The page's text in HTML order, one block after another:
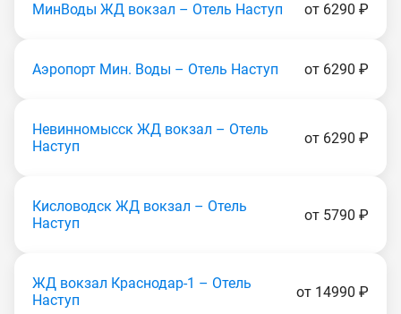
МинВоды ЖД вокзал – Отель Наступ от 6290 ₽
Аэропорт Мин. Воды – Отель Наступ от 6290 ₽
Невинномысск ЖД вокзал – Отель
Наступ
от 6290 ₽
Кисловодск ЖД вокзал – Отель
Наступ
от 5790 ₽
ЖД вокзал Краснодар-1 – Отель
Наступ
от 14990 ₽